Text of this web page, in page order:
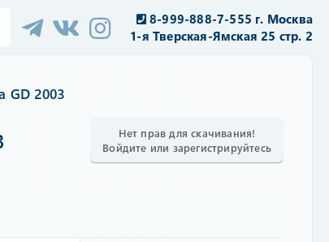
8-999-888-7-555 г. Москва
1-я Тверская-Ямская 25 стр. 2
GD 2003
Нет прав для скачивания!
Войдите или зарегистрируйтесь